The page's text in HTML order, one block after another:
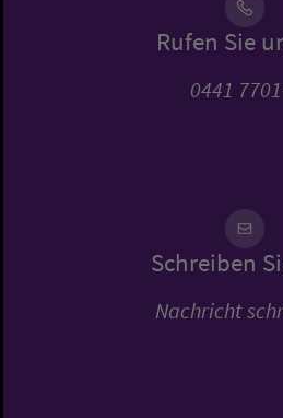
Rufen Sie
0441
Schreiben
Nachricht